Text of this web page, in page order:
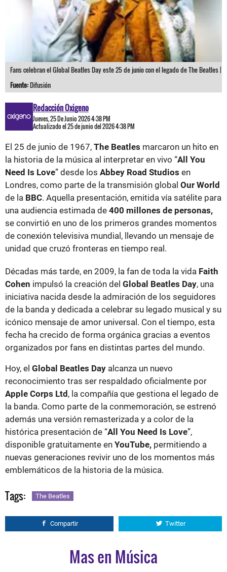
Fans celebran el Global Beatles Day este 25 de junio con el legado de The Beatles |
Fuente:Difusión
Redacción Oxigeno
Jueves, 25 De Junio 2026 4:38 PM
Actualizado el 25 de junio del 2026 4:38 PM
El 25 de junio de 1967, The Beatles marcaron un hito en
la historia de la música al interpretar en vivo “All You
Need Is Love” desde los Abbey Road Studios en
Londres, como parte de la transmisión global Our World
de la BBC. Aquella presentación, emitida vía satélite para
una audiencia estimada de 400 millones de personas,
se convirtió en uno de los primeros grandes momentos
de conexión televisiva mundial, llevando un mensaje de
unidad que cruzó fronteras en tiempo real.
Décadas más tarde, en 2009, la fan de toda la vida Faith
Cohen impulsó la creación del Global Beatles Day, una
iniciativa nacida desde la admiración de los seguidores
de la banda y dedicada a celebrar su legado musical y su
icónico mensaje de amor universal. Con el tiempo, esta
fecha ha crecido de forma orgánica gracias a eventos
organizados por fans en distintas partes del mundo.
Hoy, el Global Beatles Day alcanza un nuevo
reconocimiento tras ser respaldado oficialmente por
Apple Corps Ltd , la compañía que gestiona el legado de
la banda. Como parte de la conmemoración, se estrenó
además una versión remasterizada y a color de la
histórica presentación de “All You Need Is Love”,
disponible gratuitamente en YouTube, permitiendo a
nuevas generaciones revivir uno de los momentos más
emblemáticos de la historia de la música.
Tags: The Beatles
Compartir Twitter
Mas en Música